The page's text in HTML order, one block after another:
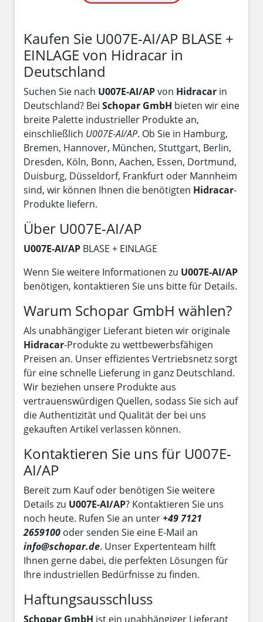
Kaufen Sie U007E-AI/AP BLASE +
EINLAGE von Hidracar in
Deutschland
Suchen Sie nach U007E-AI/APvon Hidracar in
Deutschland? Bei Schopar GmbH bieten wir eine
breite Palette industrieller Produkte an,
einschließlich U007E-AI/AP. Ob Sie in Hamburg,
Bremen, Hannover, München, Stuttgart, Berlin,
Dresden, Köln, Bonn, Aachen, Essen, Dortmund,
Duisburg, Düsseldorf, Frankfurt oder Mannheim
sind, wir können Ihnen die benötigten Hidracar-
Produkte liefern.
Über U007E-AI/AP
U007E-AI/AP BLASE + EINLAGE
Wenn Sie weitere Informationen zu U007E-AI/AP
benötigen, kontaktieren Sie uns bitte für Details.
Warum Schopar GmbH wählen?
Als unabhängiger Lieferant bieten wir originale
Hidracar-Produkte zu wettbewerbsfähigen
Preisen an. Unser effizientes Vertriebsnetz sorgt
für eine schnelle Lieferung in ganz Deutschland.
Wir beziehen unsere Produkte aus
vertrauenswürdigen Quellen, sodass Sie sich auf
die Authentizität und Qualität der bei uns
gekauften Artikel verlassen können.
Kontaktieren Sie uns für U007E-
AI/AP
Bereit zum Kauf oder benötigen Sie weitere
Details zu U007E-AI/AP? Kontaktieren Sie uns
noch heute. Rufen Sie an unter+49 7121
2659100 oder senden Sie eine E-Mail an
info@schopar.de. Unser Expertenteam hilft
Ihnen gerne dabei, die perfekten Lösungen für
Ihre industriellen Bedürfnisse zu finden.
Haftungsausschluss
Schopar GmbH ist ein unabhängiger Lieferant